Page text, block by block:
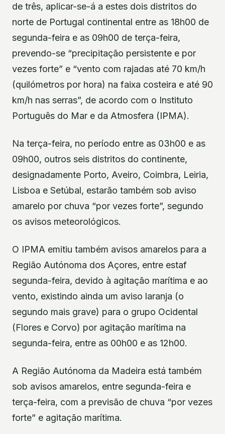
de três, aplicar-se-á a estes dois distritos do
norte de Portugal continental entre as 18h00 de
segunda-feira e as 09h00 de terça-feira,
prevendo-se “precipitação persistente e por
vezes forte” e “vento com rajadas até 70 km/h
(quilómetros por hora) na faixa costeira e até 90
km/h nas serras”, de acordo com o Instituto
Português do Mar e da Atmosfera (IPMA).
Na terça-feira, no período entre as 03h00 e as
09h00, outros seis distritos do continente,
designadamente Porto, Aveiro, Coimbra, Leiria,
Lisboa e Setúbal, estarão também sob aviso
amarelo por chuva “por vezes forte”, segundo
os avisos meteorológicos.
O IPMA emitiu também avisos amarelos para a
Região Autónoma dos Açores, entre estaf
segunda-feira, devido à agitação marítima e ao
vento, existindo ainda um aviso laranja (o
segundo mais grave) para o grupo Ocidental
(Flores e Corvo) por agitação marítima na
segunda-feira, entre as 00h00 e as 12h00.
A Região Autónoma da Madeira está também
sob avisos amarelos, entre segunda-feira e
terça-feira, com a previsão de chuva “por vezes
forte” e agitação marítima.